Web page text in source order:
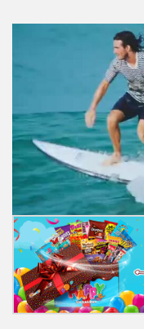
עבודה וקריירה
חברים ואנשים
בית, שכנים ושותפים
מה שעובר עליי
שומרים על הגוף
פיננסי וכלכלה
בין הסדינים
חיות מחמד